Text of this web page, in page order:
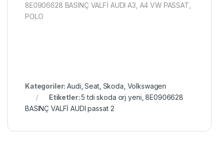
8E0906628 BASINÇ VALFİ AUDI A3, A4 VW PASSAT,
POLO
Kategoriler:Audi ,Seat, Skoda Volkswagen
Etiketler:5 tdi skoda orj yeni ,8E0906628
BASINÇ VALFİ AUDI passat 2